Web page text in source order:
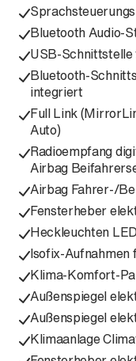
Bluetooth Audio-
USB-Schnittstelle
Bluetooth-
integriert
Full Link
Auto)
Radioempfang
Airbag
Airbag Fahrer-/
Fensterheber
Heckleuchten LED
Isofix-Aufnahmen
Klima-Komfort-
Außenspiegel
Außenspiegel
Klimaanlage